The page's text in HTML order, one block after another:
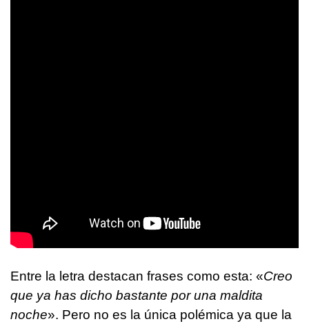
Entre la letra destacan frases como esta: «Creo
que ya has dicho bastante por una maldita
noche». Pero no es la única polémica ya que la